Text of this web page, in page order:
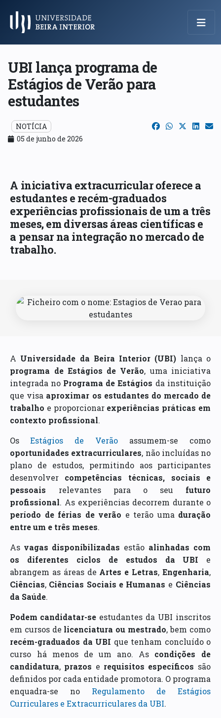
Menu Principal
UBI lança programa de
Estágios de Verão para
estudantes
NOTÍCIA
05 de junho de 2026
A iniciativa extracurricular oferece a
estudantes e recém-graduados
experiências profissionais de um a três
meses, em diversas áreas científicas e
a pensar na integração no mercado de
trabalho.
A Universidade da Beira Interior (UBI) lança o
programa de Estágios de Verão, uma iniciativa
integrada no Programa de Estágios da instituição
que visa aproximar os estudantes do mercado de
trabalho e proporcionar experiências práticas em
contexto profissional.
OsEstágios de Verão assumem-se como
oportunidades extracurriculares, não incluídas no
plano de estudos, permitindo aos participantes
desenvolver competências técnicas, sociais e
pessoais relevantes para o seu futuro
profissional. As experiências decorrem durante o
período de férias de verão e terão uma duração
entre um e três meses.
As vagas disponibilizadas estão alinhadas com
os diferentes ciclos de estudos da UBI e
abrangem as áreas de Artes e Letras,Engenharia,
Ciências, Ciências Sociais e Humanas e Ciências
da Saúde.
Podem candidatar-se estudantes da UBI inscritos
em cursos de licenciatura ou mestrado, bem como
recém-graduados da UBI que tenham concluído o
curso há menos de um ano. As condições de
candidatura, prazos e requisitos específicos são
definidos por cada entidade promotora. O programa
enquadra-se no Regulamento de Estágios
Curriculares e Extracurriculares da UBI.